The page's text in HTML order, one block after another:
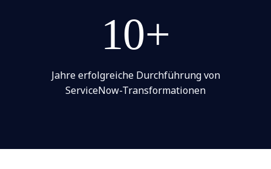
10+
Jahre erfolgreiche Durchführung von
ServiceNow-Transformationen